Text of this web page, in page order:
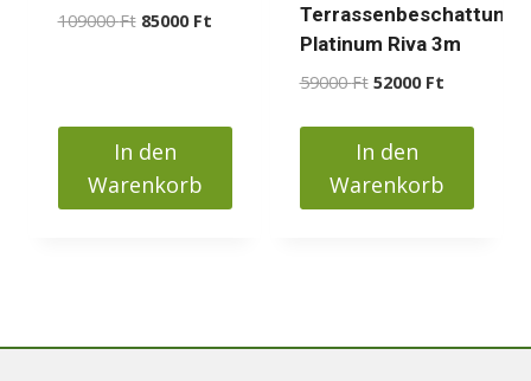
109000Ft Ursprünglicher
85000 FtAktueller
In den
Warenkorb
Terrassenbeschattung
Platinum Riva 3m
59000Ft Ursprünglicher
war:
59000 Ft
52000 FtAktueller
ist:
In den
Warenkorb